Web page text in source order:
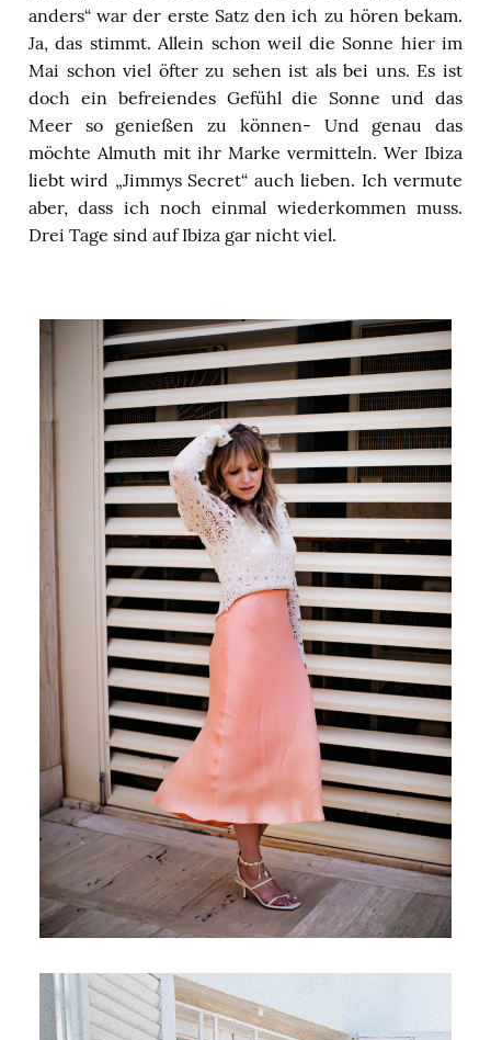
anders“ war der erste Satz den ich zu hören bekam.
Ja, das stimmt. Allein schon weil die Sonne hier im
Mai schon viel öfter zu sehen ist als bei uns. Es ist
doch ein befreiendes Gefühl die Sonne und das
Meer so genießen zu können- Und genau das
möchte Almuth mit ihr Marke vermitteln. Wer Ibiza
liebt wird „Jimmys Secret“ auch lieben. Ich vermute
aber, dass ich noch einmal wiederkommen muss.
Drei Tage sind auf Ibiza gar nicht viel.